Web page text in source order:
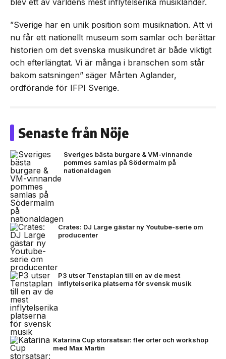
”Sverige har en unik position som musiknation. Att vi
nu får ett nationellt museum som samlar och berättar
historien om det svenska musikundret är både viktigt
och efterlängtat. Vi är många i branschen som står
bakom satsningen” säger Mårten Aglander,
ordförande för IFPI Sverige.
Senaste från Nöje
Sveriges bästa burgare & VM-vinnande
pommes samlas på Södermalm på
nationaldagen
Crates: DJ Large gästar ny Youtube-serie om
producenter
P3 utser Tenstaplan till en av de mest
inflytelserika platserna för svensk musik
Katarina Cup storsatsar: fler orter och workshop
med Max Martin